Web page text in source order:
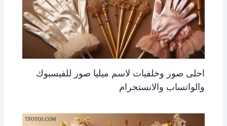
احلى صور وخلفيات لاسم ميليا صور للفيسبوك
والواتساب والانستجرام